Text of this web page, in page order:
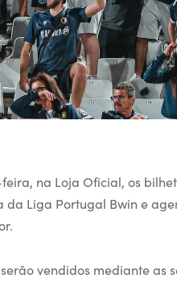
na Loja Oficial, os
da Liga Portugal Bwin e
vendidos mediante as